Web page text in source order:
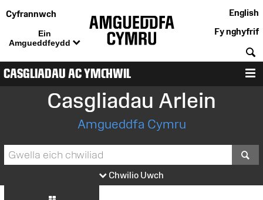
Cyfrannwch
Ein
Amgueddfeydd
English
Fy nghyfrif
CASGLIADAU AC YMCHWIL
Casgliadau Arlein
Amgueddfa Cymru
Chwilio Uwch